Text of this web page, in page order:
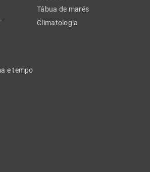
e tempo
Tábua de marés
Climatologia